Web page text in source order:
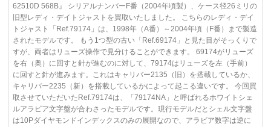
62510D 568B』 シリアルナンバーF番（2004年頃製）、ケース径26ミリの
旧型レディ・デイトジャストを買取いたしました。 こちらのレディ・デイ
トジャスト「Ref.79174」は、1998年（A番）～2004年頃（F番）まで製造
されたモデルです。 もう1つ型の古い「Ref.69174」と見た目がそっくりで
すが、両者はリューズ操作で見分けることができます。 69174がリューズ
を右（奥）に回すと針が進むのに対して、79174はリューズを左（手前）
に回すと針が進みます。これはキャリバー2135（旧）を搭載しているか、
キャリバー2235（新）を搭載しているかによって起こる違いです。 今回買
取させていただいたRef.79174は、「79174NA」と呼ばれるホワイトシェ
ルアラビア文字盤が合わさったモデルです。現行モデルだとシェル文字盤
は10Pダイヤモンドインデックスのみの展開なので、アラビア数字は逆に